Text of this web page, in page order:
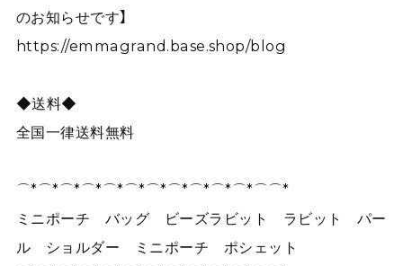
のお知らせです】
https://emmagrand.base.shop/blog
◆送料◆
全国一律送料無料
⌒*⌒*⌒*⌒*⌒*⌒*⌒*⌒*⌒*⌒*⌒*⌒⌒*
ミニポーチ バッグ ビーズラビット ラビット パー
ル ショルダー ミニポーチ ポシェット